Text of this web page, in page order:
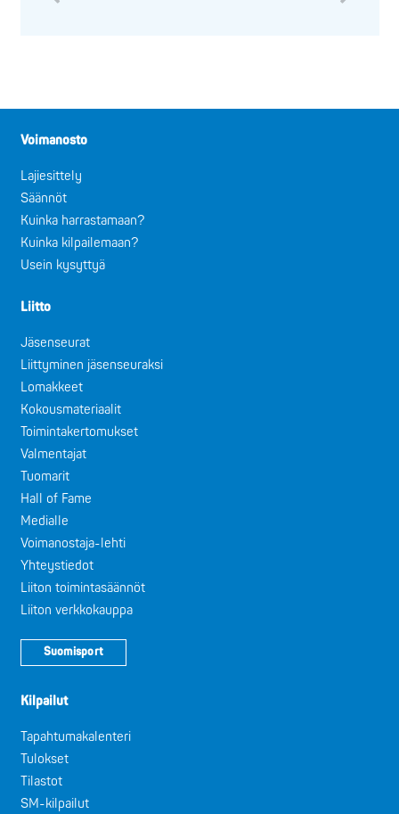
Voimanosto
Lajiesittely
Säännöt
Kuinka harrastamaan?
Kuinka kilpailemaan?
Usein kysyttyä
Liitto
Jäsenseurat
Liittyminen jäsenseuraksi
Lomakkeet
Kokousmateriaalit
Toimintakertomukset
Valmentajat
Tuomarit
Hall of Fame
Medialle
Voimanostaja-lehti
Yhteystiedot
Liiton toimintasäännöt
Liiton verkkokauppa
Suomisport
Kilpailut
Tapahtumakalenteri
Tulokset
Tilastot
SM-kilpailut